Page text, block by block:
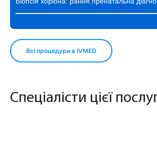
Всі процедури в IVMED
Спеціалісти цієї